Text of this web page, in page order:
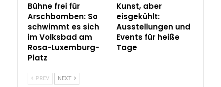
Bühne frei für
Arschbomben: So
schwimmt es sich
im Volksbad am
Rosa-Luxemburg-
Platz
Kunst, aber
eisgekühlt:
Ausstellungen und
Events für heiße
Tage
PREV NEXT